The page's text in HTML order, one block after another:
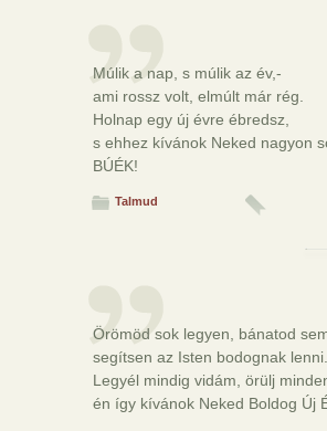
Múlik a nap, s múlik az év,-
ami rossz volt, elmúlt már rég.
Holnap egy új évre ébredsz,
s ehhez kívánok Neked nagyon
BÚÉK!
Talmud
Örömöd sok legyen, bánatod
segítsen az Isten bodognak lenni.
Legyél mindig vidám, örülj
én így kívánok Neked Boldog Új